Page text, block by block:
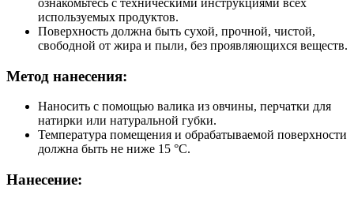
используемых продуктов.
Поверхность должна быть сухой, прочной, чистой,
свободной от жира и пыли, без проявляющихся веществ.
Метод нанесения:
Наносить с помощью валика из овчины, перчатки для
натирки или натуральной губки.
Температура помещения и обрабатываемой поверхности
должна быть не ниже 15 °C.
Нанесение: